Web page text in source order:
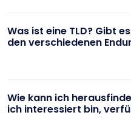
Was ist eine TLD? Gibt
den verschiedenen
Wie kann ich
ich interessiert bin,